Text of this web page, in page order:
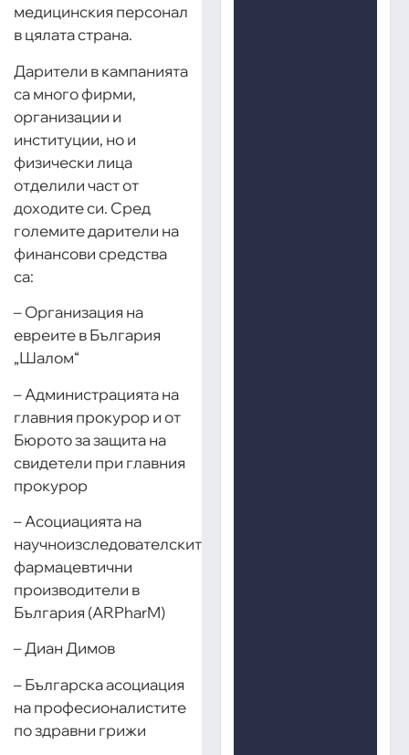
медицинския персонал
в цялата страна.
Дарители в кампанията
са много фирми,
организации и
институции, но и
физически лица
отделили част от
доходите си. Сред
големите дарители на
финансови средства
са:
– Организация на
евреите в България
„Шалом“
– Администрацията на
главния прокурор и от
Бюрото за защита на
свидетели при главния
прокурор
– Асоциацията на
научноизследователските
фармацевтични
производители в
България (ARPharM)
– Диан Димов
– Българска асоциация
на професионалистите
по здравни грижи